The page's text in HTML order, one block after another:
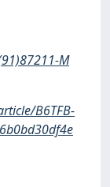
M
B6TFB-